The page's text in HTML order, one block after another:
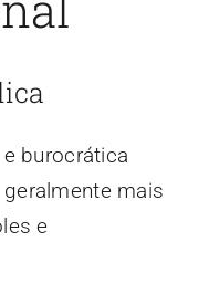
burocrática
mais
e